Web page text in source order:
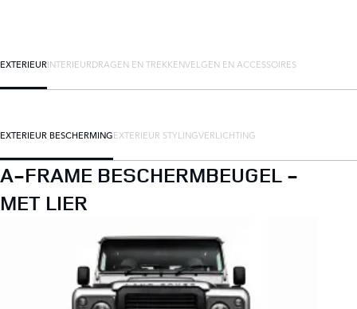
EXTERIEURINTERIEURDRAGEN EN TREKKENVELGEN EN ACCESSOIRES
EXTERIEUR BESCHERMINGEXTERIEUR STYLINGVERLICHTING
A-FRAME BESCHERMBEUGEL -
MET LIER